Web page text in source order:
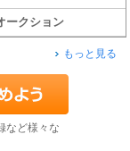
ークション
もっと見る
など様々な